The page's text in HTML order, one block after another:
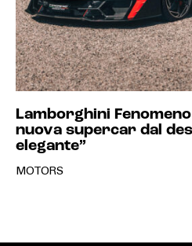
Lamborghini
nuova supercar dal
elegante”
MOTORS